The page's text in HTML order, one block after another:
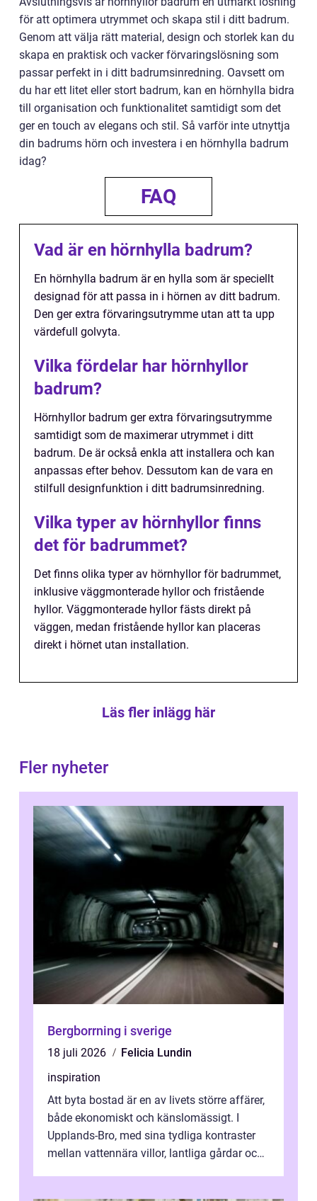
för att optimera utrymmet och skapa stil i ditt badrum.
Genom att välja rätt material, design och storlek kan du
skapa en praktisk och vacker förvaringslösning som
passar perfekt in i ditt badrumsinredning. Oavsett om
du har ett litet eller stort badrum, kan en hörnhylla bidra
till organisation och funktionalitet samtidigt som det
ger en touch av elegans och stil. Så varför inte utnyttja
din badrums hörn och investera i en hörnhylla badrum
idag?
FAQ
Vad är en hörnhylla badrum?
En hörnhylla badrum är en hylla som är speciellt
designad för att passa in i hörnen av ditt badrum.
Den ger extra förvaringsutrymme utan att ta upp
värdefull golvyta.
Vilka fördelar har hörnhyllor
badrum?
Hörnhyllor badrum ger extra förvaringsutrymme
samtidigt som de maximerar utrymmet i ditt
badrum. De är också enkla att installera och kan
anpassas efter behov. Dessutom kan de vara en
stilfull designfunktion i ditt badrumsinredning.
Vilka typer av hörnhyllor finns
det för badrummet?
Det finns olika typer av hörnhyllor för badrummet,
inklusive väggmonterade hyllor och fristående
hyllor. Väggmonterade hyllor fästs direkt på
väggen, medan fristående hyllor kan placeras
direkt i hörnet utan installation.
Läs fler inlägg här
Fler nyheter
Bergborrning i sverige
18 juli 2026
Felicia Lundin
inspiration
Att byta bostad är en av livets större affärer,
både ekonomiskt och känslomässigt. I
Upplands-Bro, med sina tydliga kontraster
mellan vattennära villor, lantliga gårdar och